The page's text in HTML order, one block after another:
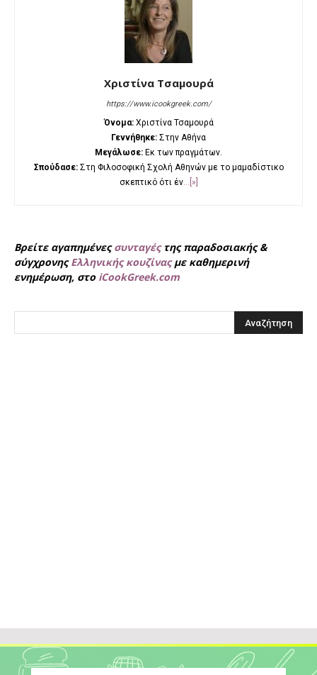
Χριστίνα Τσαμουρά
https://www.icookgreek.com/
Όνομα:Χριστίνα Τσαμουρά
Γεννήθηκε: Στην Αθήνα
Μεγάλωσε: Εκ των πραγμάτων.
Σπούδασε:Στη Φιλοσοφική Σχολή Αθηνών με το μαμαδίστικο
σκεπτικό ότι έν...[»]
Βρείτε αγαπημένεςσυνταγέςτης παραδοσιακής &
σύγχρονηςΕλληνικής κουζίναςμε καθημερινή
ενημέρωση, στο iCookGreek.com